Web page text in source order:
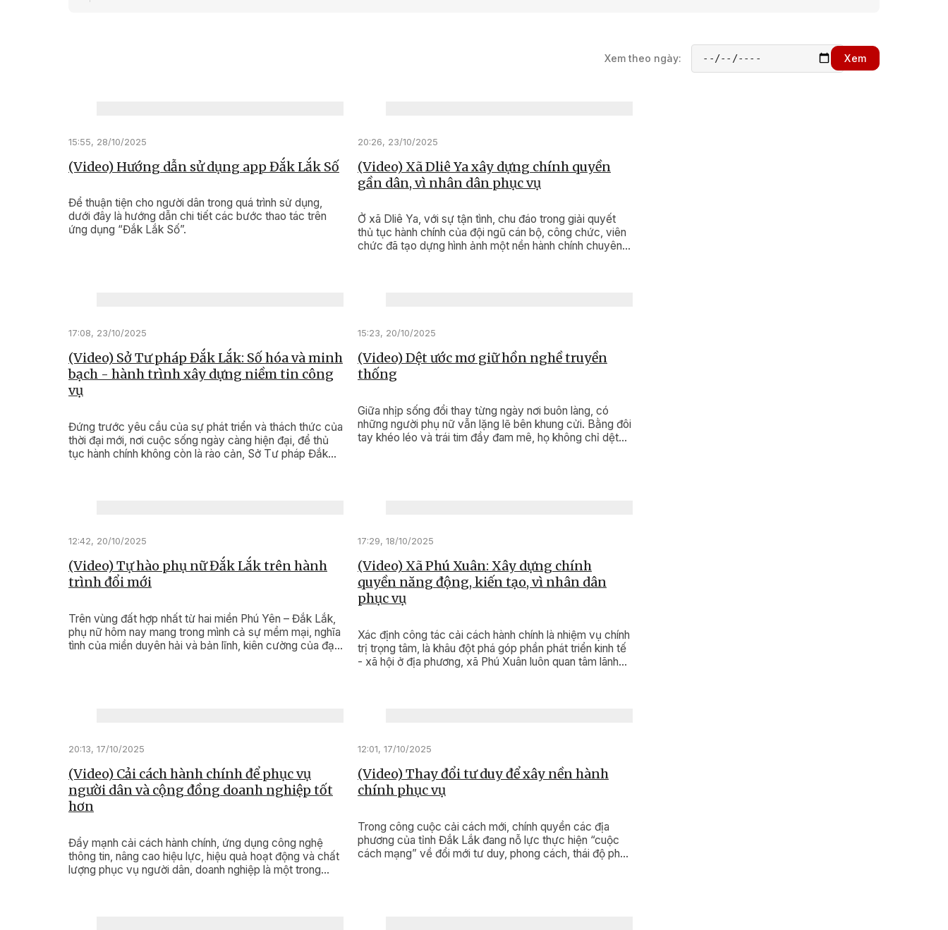
Xem theo ngày: Xem
15:55, 28/10/2025
(Video) Hướng dẫn sử dụng app Đắk Lắk Số
Để thuận tiện cho người dân trong quá trình sử dụng,
dưới đây là hướng dẫn chi tiết các bước thao tác trên
ứng dụng “Đắk Lắk Số”.
20:26, 23/10/2025
(Video) Xã Dliê Ya xây dựng chính quyền
gần dân, vì nhân dân phục vụ
Ở xã Dliê Ya, với sự tận tình, chu đáo trong giải quyết
thủ tục hành chính của đội ngũ cán bộ, công chức, viên
chức đã tạo dựng hình ảnh một nền hành chính chuyên
17:08, 23/10/2025
(Video) Sở Tư pháp Đắk Lắk: Số hóa và minh
bạch - hành trình xây dựng niềm tin công
vụ
Đứng trước yêu cầu của sự phát triển và thách thức của
thời đại mới, nơi cuộc sống ngày càng hiện đại, để thủ
tục hành chính không còn là rào cản, Sở Tư pháp Đắk
15:23, 20/10/2025
(Video) Dệt ước mơ giữ hồn nghề truyền
thống
Giữa nhịp sống đổi thay từng ngày nơi buôn làng, có
những người phụ nữ vẫn lặng lẽ bên khung cửi. Bằng đôi
tay khéo léo và trái tim đầy đam mê, họ không chỉ dệt
12:42, 20/10/2025
(Video) Tự hào phụ nữ Đắk Lắk trên hành
trình đổi mới
Trên vùng đất hợp nhất từ hai miền Phú Yên – Đắk Lắk,
phụ nữ hôm nay mang trong mình cả sự mềm mại, nghĩa
tình của miền duyên hải và bản lĩnh, kiên cường của đại
17:29, 18/10/2025
(Video) Xã Phú Xuân: Xây dựng chính
quyền năng động, kiến tạo, vì nhân dân
phục vụ
Xác định công tác cải cách hành chính là nhiệm vụ chính
trị trọng tâm, là khâu đột phá góp phần phát triển kinh tế
- xã hội ở địa phương, xã Phú Xuân luôn quan tâm lãnh
20:13, 17/10/2025
(Video) Cải cách hành chính để phục vụ
người dân và cộng đồng doanh nghiệp tốt
hơn
Đẩy mạnh cải cách hành chính, ứng dụng công nghệ
thông tin, nâng cao hiệu lực, hiệu quả hoạt động và chất
lượng phục vụ người dân, doanh nghiệp là một trong
12:01, 17/10/2025
(Video) Thay đổi tư duy để xây nền hành
chính phục vụ
Trong công cuộc cải cách mới, chính quyền các địa
phương của tỉnh Đắk Lắk đang nỗ lực thực hiện “cuộc
cách mạng” về đổi mới tư duy, phong cách, thái độ phục